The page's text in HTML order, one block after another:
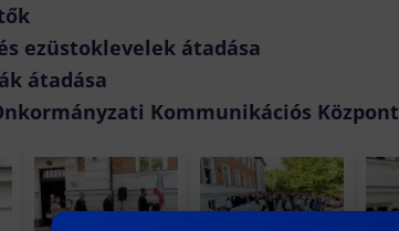
ezüstoklevelek átadása
átadása
Kommunikációs Központ